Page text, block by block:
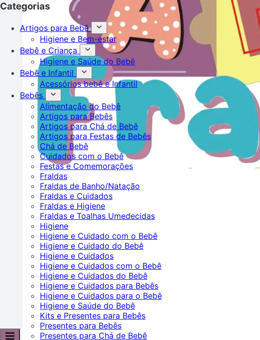
Categorias
Artigos para Bebê
Higiene e Bem-estar
Bebê e Criança
Higiene e Saúde do Bebê
Bebê e Infantil
Acessórios bebê e Infantil
Bebês
Alimentação do Bebê
Artigos para Bebês
Artigos para Chá de Bebê
Artigos para Festas de Bebês
Chá de Bebê
Cuidados com o Bebê
Festas e Comemorações
Fraldas
Fraldas de Banho/Natação
Fraldas e Cuidados
Fraldas e Higiene
Fraldas e Toalhas Umedecidas
Higiene
Higiene e Cuidado com o Bebê
Higiene e Cuidado do Bebê
Higiene e Cuidados
Higiene e Cuidados com o Bebê
Higiene e Cuidados do Bebê
Higiene e Cuidados para Bebês
Higiene e Cuidados para o Bebê
Higiene e Saúde do Bebê
Kits e Presentes para Bebês
Presentes para Bebês
Presentes para Chá de Bebê